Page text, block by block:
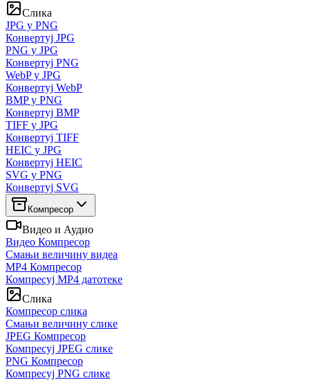
Слика
JPG у PNG
Конвертуј JPG
PNG у JPG
Конвертуј PNG
WebP у JPG
Конвертуј WebP
BMP у PNG
Конвертуј BMP
TIFF у JPG
Конвертуј TIFF
HEIC у JPG
Конвертуј HEIC
SVG у PNG
Конвертуј SVG
Компресор
Видео и Аудио
Видео Компресор
Смањи величину видеа
MP4 Компресор
Компресуј MP4 датотеке
Слика
Компресор слика
Смањи величину слике
JPEG Компресор
Компресуј JPEG слике
PNG Компресор
Компресуј PNG слике